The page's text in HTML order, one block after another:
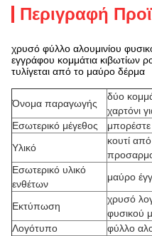
Περιγραφή
χρυσό φύλλο αλουμινίου
εγγράφου κομμάτια κιβωτίων
τυλίγεται από το μαύρο δέρμα
Όνομα παραγωγής
δύο
χαρτόνι
Εσωτερικό μέγεθος
Υλικό
κουτί
Εσωτερικό υλικό
ενθέτων
μαύρο
Εκτύπωση
χρυσό
φυσικού
Λογότυπο
φύλλο